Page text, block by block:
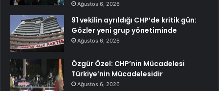
Ağustos 6, 2026
91 vekilin ayrıldığı CHP’de kritik gün:
Gözler yeni grup yönetiminde
Ağustos 6, 2026
Özgür Özel: CHP’nin Mücadelesi
Türkiye’nin Mücadelesidir
Ağustos 6, 2026